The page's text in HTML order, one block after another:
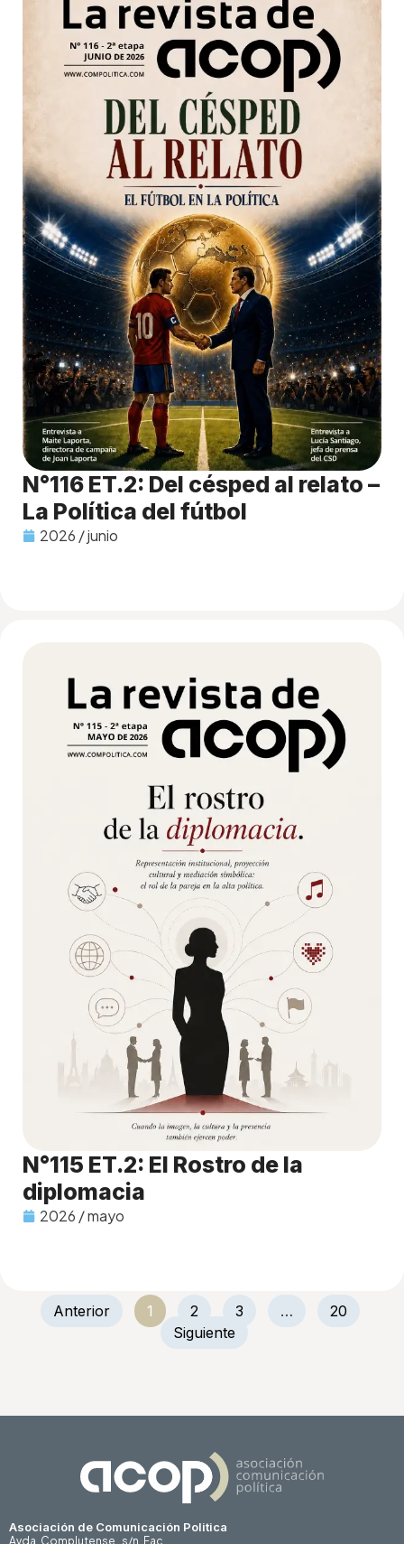
N°116 ET.2: Del césped al relato –
La Política del fútbol
2026 / junio
N°115 ET.2: El Rostro de la
diplomacia
2026 / mayo
Anterior 1 2 3 …
20
Siguiente
Asociación de Comunicación Politica
Avda. Complutense , s/n, Fac.